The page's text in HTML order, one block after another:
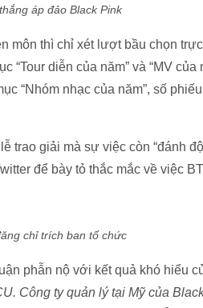
áp đảo Black Pink
môn thì chỉ xét lượt bầu chọn
“Tour diễn của năm” và “MV của
“Nhóm nhạc của năm”, số
trao giải mà sự việc còn “đánh
để bày tỏ thắc mắc về việc
chỉ trích ban tổ chức
phẫn nộ với kết quả khó hiểu
Công ty quản lý tại Mỹ của